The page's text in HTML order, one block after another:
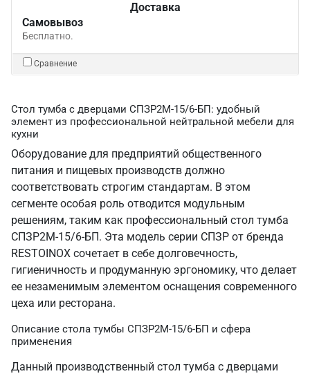
Доставка
Самовывоз
Бесплатно.
Сравнение
Стол тумба с дверцами СПЗР2М-15/6-БП: удобный
элемент из профессиональной нейтральной мебели для
кухни
Оборудование для предприятий общественного
питания и пищевых производств должно
соответствовать строгим стандартам. В этом
сегменте особая роль отводится модульным
решениям, таким как профессиональный стол тумба
СПЗР2М-15/6-БП. Эта модель серии СПЗР от бренда
RESTOINOX сочетает в себе долговечность,
гигиеничность и продуманную эргономику, что делает
ее незаменимым элементом оснащения современного
цеха или ресторана.
Описание стола тумбы СПЗР2М-15/6-БП и сфера
применения
Данный производственный стол тумба с дверцами